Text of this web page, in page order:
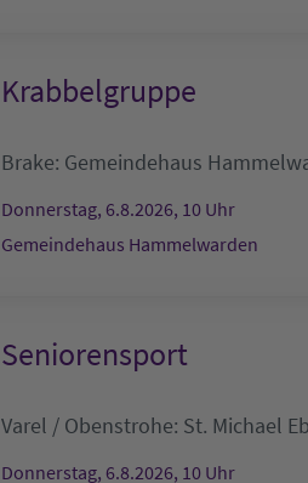
Krabbelgruppe
Brake: Gemeindehaus
Donnerstag, 6.8.2026, 10 Uhr
Gemeindehaus Hammelwarden
Seniorensport
Varel / Obenstrohe: St. Michael
Donnerstag, 6.8.2026, 10 Uhr